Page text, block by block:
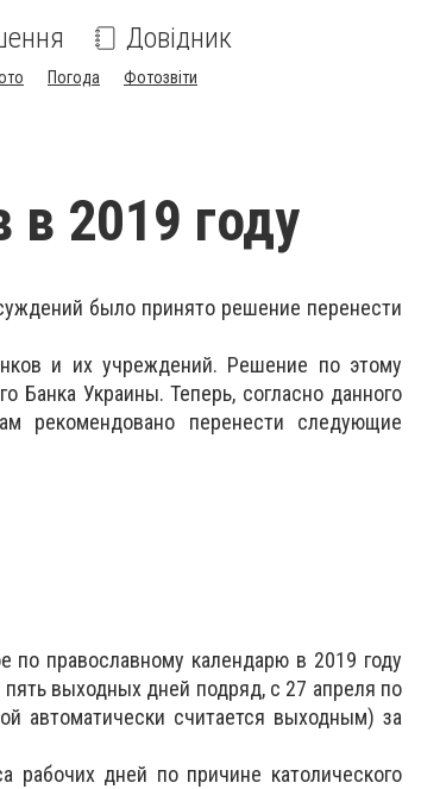
Довідник
Погода Фотозвіти
в 2019 году
было принято решение перенести
и их учреждений. Решение по этому
Банка Украины. Теперь, согласно данного
рекомендовано перенести следующие
по православному календарю в 2019 году
выходных дней подряд, с 27 апреля по
автоматически считается выходным) за
рабочих дней по причине католического